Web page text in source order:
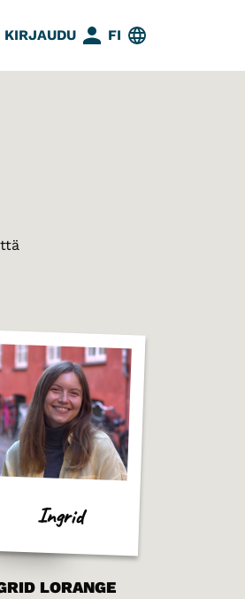
KIRJAUDU FI
Ingrid
LORANGE